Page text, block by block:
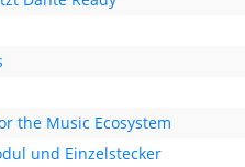
the Music Ecosystem
und Einzelstecker